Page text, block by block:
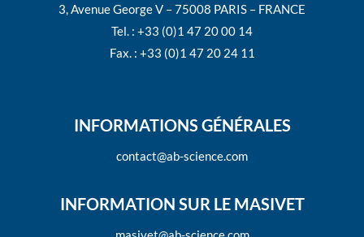
3, Avenue George V – 75008 PARIS – FRANCE
Tel. : +33 (0)1 47 20 00 14
Fax. : +33 (0)1 47 20 24 11
INFORMATIONS GÉNÉRALES
contact@ab-science.com
INFORMATION SUR LE MASIVET